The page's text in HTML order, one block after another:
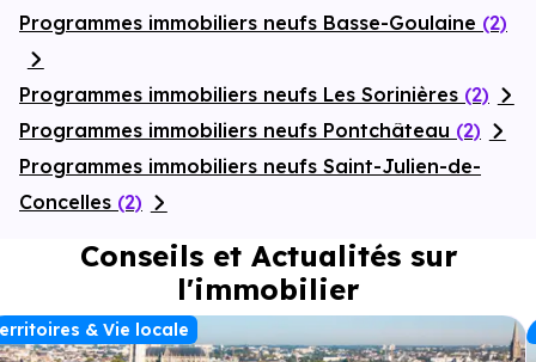
Programmes immobiliers neufs Basse-Goulaine (2)
Programmes immobiliers neufs Les Sorinières (2)
Programmes immobiliers neufs Pontchâteau (2)
Programmes immobiliers neufs Saint-Julien-de-
Concelles (2)
Conseils et Actualités sur
l'immobilier
& Vie locale